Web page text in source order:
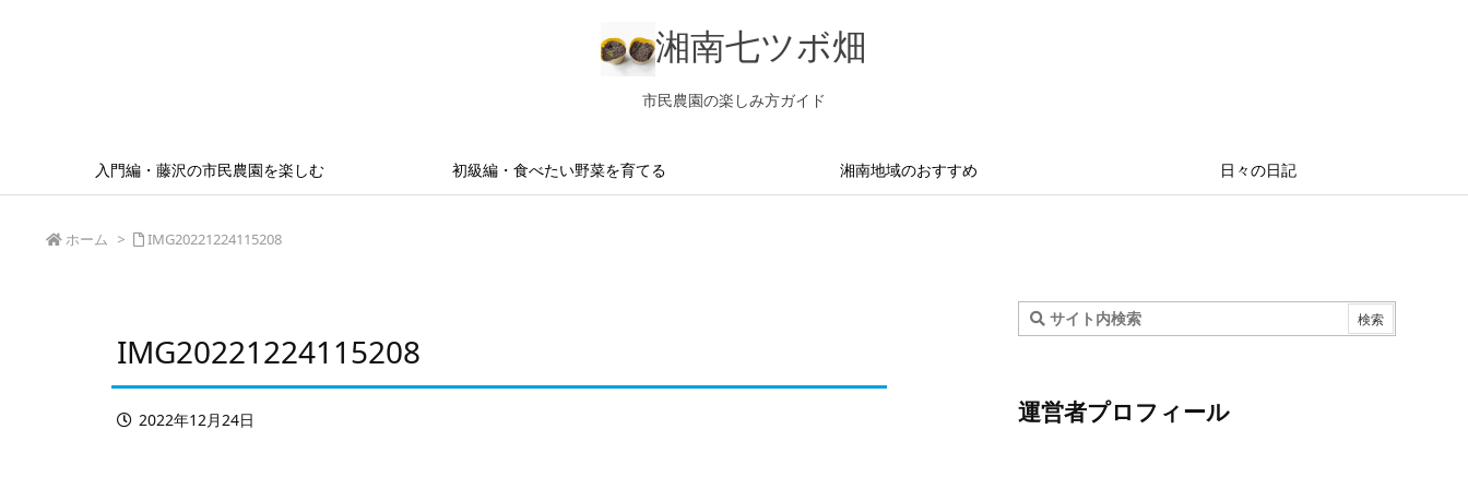
湘南七ツボ畑
市民農園の楽しみ方ガイド
入門編・藤沢の市民農園を楽しむ 初級編・食べたい野菜を育てる 湘南地域のおすすめ 日々の日記
ホーム > IMG20221224115208
IMG20221224115208
2022年12月24日 運営者プロフィール